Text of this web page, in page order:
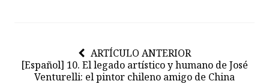
ARTÍCULO ANTERIOR
[Español] 10. El legado artístico y humano de José
Venturelli: el pintor chileno amigo de China